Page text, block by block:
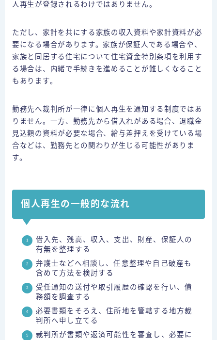
人再生が登録されるわけではありません。
ただし、家計を共にする家族の収入資料や家計資料が必
要になる場合があります。家族が保証人である場合や、
家族と同居する住宅について住宅資金特別条項を利用す
る場合は、内緒で手続きを進めることが難しくなること
もあります。
勤務先へ裁判所が一律に個人再生を通知する制度ではあ
りません。一方、勤務先から借入れがある場合、退職金
見込額の資料が必要な場合、給与差押えを受けている場
合などは、勤務先との関わりが生じる可能性がありま
す。
個人再生の一般的な流れ
借入先、残高、収入、支出、財産、保証人の
有無を整理する
弁護士などへ相談し、任意整理や自己破産も
含めて方法を検討する
受任通知の送付や取引履歴の確認を行い、債
務額を調査する
必要書類をそろえ、住所地を管轄する地方裁
判所へ申し立てる
裁判所が書類や返済可能性を審査し、必要に